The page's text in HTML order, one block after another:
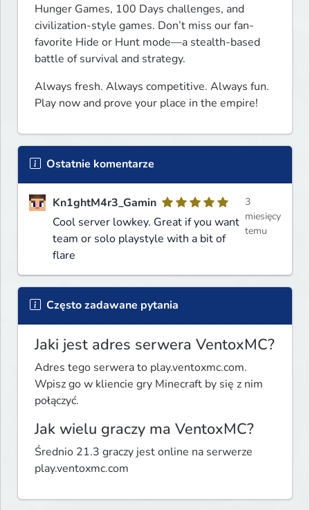
Hunger Games, 100 Days challenges, and
civilization-style games. Don’t miss our fan-
favorite Hide or Hunt mode—a stealth-based
battle of survival and strategy.
Always fresh. Always competitive. Always fun.
Play now and prove your place in the empire!
Ostatnie komentarze
Kn1ghtM4r3_Gamin
Cool server lowkey. Great if you want
team or solo playstyle with a bit of
flare
3
miesięcy
temu
Często zadawane pytania
Jaki jest adres serwera VentoxMC?
Adres tego serwera to play.ventoxmc.com.
Wpisz go w kliencie gry Minecraft by się z nim
połączyć.
Jak wielu graczy ma VentoxMC?
Średnio 21.3 graczy jest online na serwerze
play.ventoxmc.com